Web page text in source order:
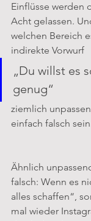
Einflüsse werden
Acht gelassen.
welchen Bereich
indirekte Vorwurf
„Du willst es
genug“
ziemlich
einfach falsch
Ähnlich
falsch: Wenn es
alles schaffen“,
mal wieder